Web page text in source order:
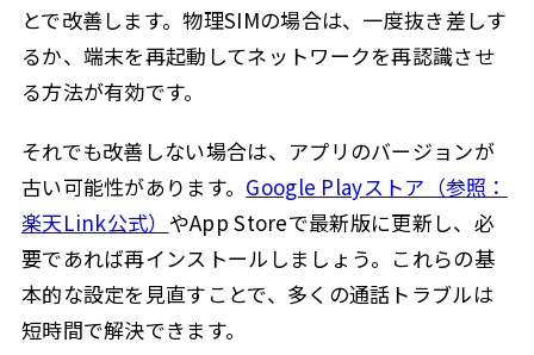
とで改善します。物理SIMの場合は、一度抜き差しす
るか、端末を再起動してネットワークを再認識させ
る方法が有効です。
それでも改善しない場合は、アプリのバージョンが
古い可能性があります。 Google Playストア（参照：
楽天Link公式） やApp Storeで最新版に更新し、必
要であれば再インストールしましょう。これらの基
本的な設定を見直すことで、多くの通話トラブルは
短時間で解決できます。